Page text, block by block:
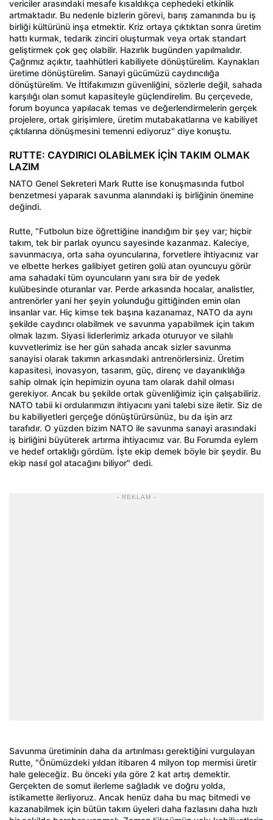
vericiler arasındaki mesafe kısaldıkça cephedeki etkinlik
artmaktadır. Bu nedenle bizlerin görevi, barış zamanında bu iş
birliği kültürünü inşa etmektir. Kriz ortaya çıktıktan sonra üretim
hattı kurmak, tedarik zinciri oluşturmak veya ortak standart
geliştirmek çok geç olabilir. Hazırlık bugünden yapılmalıdır.
Çağrımız açıktır, taahhütleri kabiliyete dönüştürelim. Kaynakları
üretime dönüştürelim. Sanayi gücümüzü caydırıcılığa
dönüştürelim. Ve İttifakımızın güvenliğini, sözlerle değil, sahada
karşılığı olan somut kapasiteyle güçlendirelim. Bu çerçevede,
forum boyunca yapılacak temas ve değerlendirmelerin gerçek
projelere, ortak girişimlere, üretim mutabakatlarına ve kabiliyet
çıktılarına dönüşmesini temenni ediyoruz" diye konuştu.
RUTTE: CAYDIRICI OLABİLMEK İÇİN TAKIM OLMAK
LAZIM
NATO Genel Sekreteri Mark Rutte ise konuşmasında futbol
benzetmesi yaparak savunma alanındaki iş birliğinin önemine
değindi.
Rutte, "Futbolun bize öğrettiğine inandığım bir şey var; hiçbir
takım, tek bir parlak oyuncu sayesinde kazanmaz. Kaleciye,
savunmacıya, orta saha oyuncularına, forvetlere ihtiyacınız var
ve elbette herkes galibiyet getiren golü atan oyuncuyu görür
ama sahadaki tüm oyuncuların yanı sıra bir de yedek
kulübesinde oturanlar var. Perde arkasında hocalar, analistler,
antrenörler yani her şeyin yolunduğu gittiğinden emin olan
insanlar var. Hiç kimse tek başına kazanamaz, NATO da aynı
şekilde caydırıcı olabilmek ve savunma yapabilmek için takım
olmak lazım. Siyasi liderlerimiz arkada oturuyor ve silahlı
kuvvetlerimiz ise her gün sahada ancak sizler savunma
sanayisi olarak takımın arkasındaki antrenörlersiniz. Üretim
kapasitesi, inovasyon, tasarım, güç, direnç ve dayanıklılığa
sahip olmak için hepimizin oyuna tam olarak dahil olması
gerekiyor. Ancak bu şekilde ortak güvenliğimiz için çalışabiliriz.
NATO tabii ki ordularımızın ihtiyacını yani talebi size iletir. Siz de
bu kabiliyetleri gerçeğe dönüştürürsünüz, bu da işin arz
tarafıdır. O yüzden bizim NATO ile savunma sanayi arasındaki
iş birliğini büyüterek artırma ihtiyacımız var. Bu Forumda eylem
ve hedef ortaklığı gördüm. İşte ekip demek böyle bir şeydir. Bu
ekip nasıl gol atacağını biliyor" dedi.
- REKLAM -
Savunma üretiminin daha da artırılması gerektiğini vurgulayan
Rutte, "Önümüzdeki yıldan itibaren 4 milyon top mermisi üretir
hale geleceğiz. Bu önceki yıla göre 2 kat artış demektir.
Gerçekten de somut ilerleme sağladık ve doğru yolda,
istikamette ilerliyoruz. Ancak henüz daha bu maç bitmedi ve
kazanabilmek için bütün takım üyeleri daha fazlasını daha hızlı